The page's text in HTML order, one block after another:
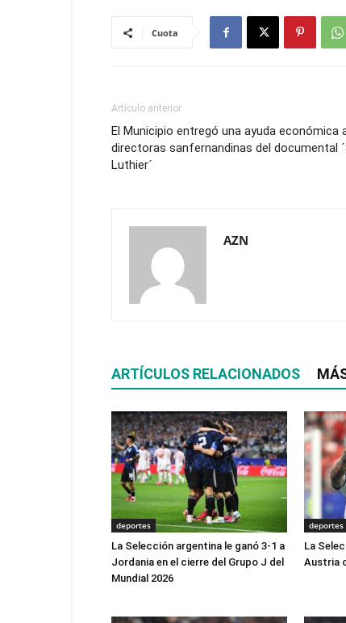
Cuota
Artículo anterior
El Municipio entregó una ayuda económica
directoras sanfernandinas del documental
Luthier´
AZN
ARTÍCULOS RELACIONADOS
deportes
La Selección argentina le ganó 3-1 a
Jordania en el cierre del Grupo J del
Mundial 2026
deportes
La
Austria